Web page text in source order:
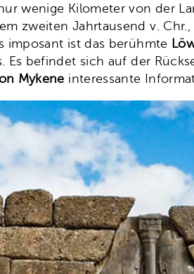
wenige Kilometer von der
zweiten Jahrtausend v.
imposant ist das berühmte
Es befindet sich auf der
Mykene interessante